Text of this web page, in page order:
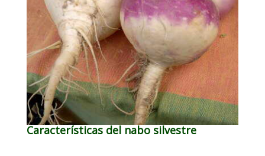
Características del nabo silvestre